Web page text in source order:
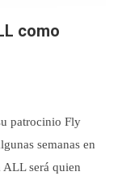
como
patrocinio Fly
semanas en
ALL será quien